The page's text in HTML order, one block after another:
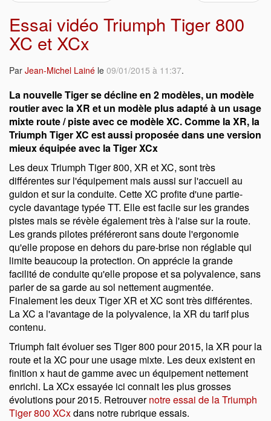
Essai vidéo Triumph Tiger 800
XC et XCx
Par Jean-Michel Lainé le 09/01/2015 à 11:37.
La nouvelle Tiger se décline en 2 modèles, un modèle
routier avec la XR et un modèle plus adapté à un usage
mixte route / piste avec ce modèle XC. Comme la XR, la
Triumph Tiger XC est aussi proposée dans une version
mieux équipée avec la Tiger XCx
Les deux Triumph Tiger 800, XR et XC, sont très
différentes sur l'équipement mais aussi sur l'accueil au
guidon et sur la conduite. Cette XC profite d'une partie-
cycle davantage typée TT. Elle est facile sur les grandes
pistes mais se révèle également très à l'aise sur la route.
Les grands pilotes préféreront sans doute l'ergonomie
qu'elle propose en dehors du pare-brise non réglable qui
limite beaucoup la protection. On apprécie la grande
facilité de conduite qu'elle propose et sa polyvalence, sans
parler de sa garde au sol nettement augmentée.
Finalement les deux Tiger XR et XC sont très différentes.
La XC a l'avantage de la polyvalence, la XR du tarif plus
contenu.
Triumph fait évoluer ses Tiger 800 pour 2015, la XR pour la
route et la XC pour une usage mixte. Les deux existent en
finition x haut de gamme avec un équipement nettement
enrichi. La XCx essayée ici connait les plus grosses
évolutions pour 2015. Retrouvernotre essai de la Triumph
Tiger 800 XCxdans notre rubrique essais.